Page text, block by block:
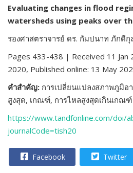
Evaluating changes in flood
watersheds using peaks over
รองศาสตราจารย์ ดร. กัมปนาท ภักดีกุ
Pages 433-438 | Received 11 Jan
2020, Published online: 13 May
คำสำคัญ: การเปลี่ยนแปลงสภาพภูมิอ
สูงสุด, เกณฑ์, การไหลสูงสุดเกินเกณฑ์
https://www.tandfonline.com/doi/
journalCode=tish20
Facebook Twitter